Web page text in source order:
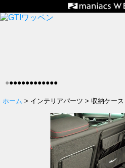
●●●●●●●●●●●●●
ホーム > インテリアパーツ > 収納ケー